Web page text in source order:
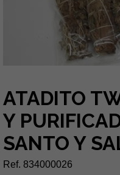
ATADITO
Y
SANTO Y
Ref. 834000026